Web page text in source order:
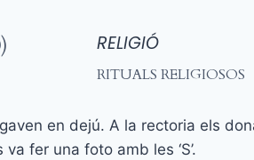
RELIGIÓ
RITUALS RELIGIOSOS
en dejú. A la rectoria els
va fer una foto amb les ‘S’.